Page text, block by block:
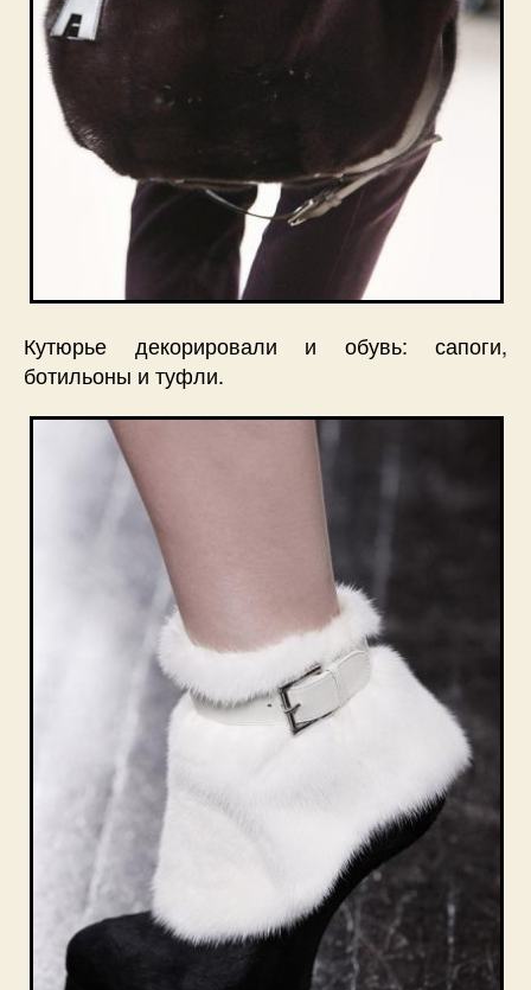
Кутюрье декорировали и обувь: сапоги,
ботильоны и туфли.